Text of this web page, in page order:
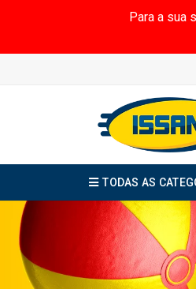
Para a sua
TODAS AS